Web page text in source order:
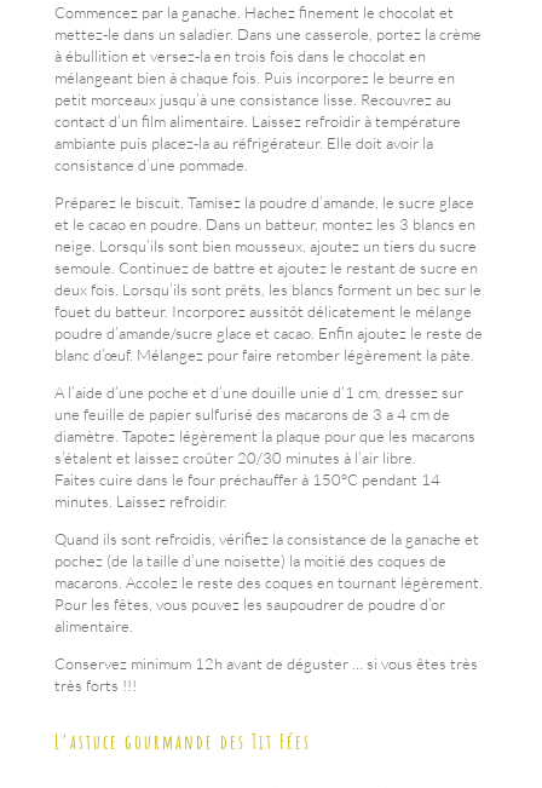
Commencez par la ganache. Hachez finement le chocolat et
mettez-le dans un saladier. Dans une casserole, portez la crème
à ébullition et versez-la en trois fois dans le chocolat en
mélangeant bien à chaque fois. Puis incorporez le beurre en
petit morceaux jusqu’à une consistance lisse. Recouvrez au
contact d’un film alimentaire. Laissez refroidir à température
ambiante puis placez-la au réfrigérateur. Elle doit avoir la
consistance d’une pommade.
Préparez le biscuit. Tamisez la poudre d’amande, le sucre glace
et le cacao en poudre. Dans un batteur, montez les 3 blancs en
neige. Lorsqu’ils sont bien mousseux, ajoutez un tiers du sucre
semoule. Continuez de battre et ajoutez le restant de sucre en
deux fois. Lorsqu’ils sont prêts, les blancs forment un bec sur le
fouet du batteur. Incorporez aussitôt délicatement le mélange
poudre d’amande/sucre glace et cacao. Enfin ajoutez le reste de
blanc d’œuf. Mélangez pour faire retomber légèrement la pâte.
A l’aide d’une poche et d’une douille unie d’1 cm, dressez sur
une feuille de papier sulfurisé des macarons de 3 a 4 cm de
diamètre. Tapotez légèrement la plaque pour que les macarons
s’étalent et laissez croûter 20/30 minutes à l’air libre.
Faites cuire dans le four préchauffer à 150°C pendant 14
minutes. Laissez refroidir.
Quand ils sont refroidis, vérifiez la consistance de la ganache et
pochez (de la taille d’une noisette) la moitié des coques de
macarons. Accolez le reste des coques en tournant légèrement.
Pour les fêtes, vous pouvez les saupoudrer de poudre d’or
alimentaire.
Conservez minimum 12h avant de déguster … si vous êtes très
très forts !!!
L’astuce gourmande des Tit Fées